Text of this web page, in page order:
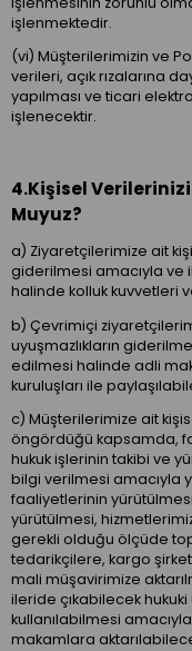
işlenmektedir.
(vi) Müşterilerimizin ve
verileri, açık rızalarına
yapılması ve ticari
işlenecektir.
4.Kişisel
Muyuz?
a) Ziyaretçilerimize ait
giderilmesi amacıyla
halinde kolluk kuvvetleri
b) Çevrimiçi
uyuşmazlıkların
edilmesi halinde adli
kuruluşları ile
c) Müşterilerimize ait
öngördüğü kapsamda,
hukuk işlerinin takibi ve
bilgi verilmesi amacıyla
faaliyetlerinin
yürütülmesi,
gerekli olduğu ölçüde
tedarikçilere, kargo
mali müşavirimize
ileride çıkabilecek
kullanılabilmesi
makamlara